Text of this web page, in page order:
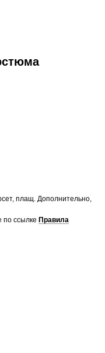
плащ. Дополнительно,
по ссылке Правила